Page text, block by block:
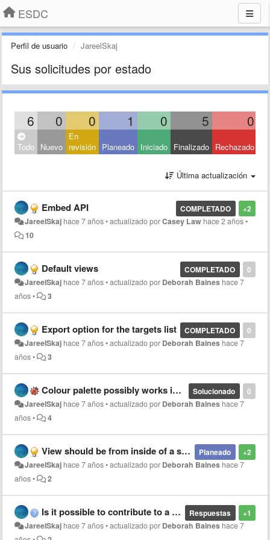
ESDC
Perfil de usuario JareelSkaj
Sus solicitudes por estado
6 0 0 1 0 5 0
Todo Nuevo
En
revisión Planeado Iniciado Finalizado Rechazado
Última actualización
+2
COMPLETADO
Embed API
JareelSkaj hace 7 años•actualizado porCasey Law hace 2 años•
10
0
COMPLETADO
Default views
JareelSkaj hace 7 años•actualizado por Deborah Baines hace 7
años• 3
0
COMPLETADO
Export option for the targets list
JareelSkaj hace 7 años•actualizado por Deborah Baines hace 7
años• 3
0
Solucionado
Colour palette possibly works in an incorrect way
JareelSkaj hace 7 años•actualizado por Deborah Baines hace 7
años• 4
+2
Planeado
View should be from inside of a sphere, not outside
JareelSkaj hace 7 años•actualizado por Deborah Baines hace 7
años• 2
+1
Respuestas
Is it possible to contribute to a supported language?
JareelSkaj hace 7 años•actualizado por Deborah Baines hace 7